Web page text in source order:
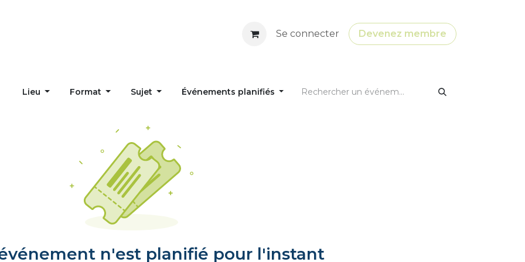
Se connecter Devenez membre
Lieu Format Sujet Événements planifiés
n'est planifié pour l'instant